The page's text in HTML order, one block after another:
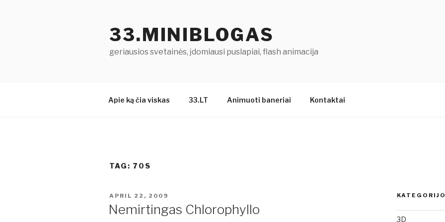
33.MINIBLOGAS
geriausios svetainės, įdomiausi puslapiai, flash animacija
Apie ką čia viskas 33.LT Animuoti baneriai Kontaktai
TAG: 70S
POSTED
ON
APRIL 22, 2009
Nemirtingas Chlorophyllo
3D